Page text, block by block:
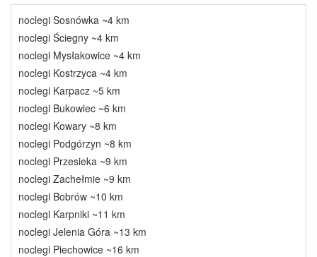
noclegi Sosnówka ~4 km
noclegi Ściegny ~4 km
noclegi Mysłakowice ~4 km
noclegi Kostrzyca ~4 km
noclegi Karpacz ~5 km
noclegi Bukowiec ~6 km
noclegi Kowary ~8 km
noclegi Podgórzyn ~8 km
noclegi Przesieka ~9 km
noclegi Zachełmie ~9 km
noclegi Bobrów ~10 km
noclegi Karpniki ~11 km
noclegi Jelenia Góra ~13 km
noclegi Piechowice ~16 km